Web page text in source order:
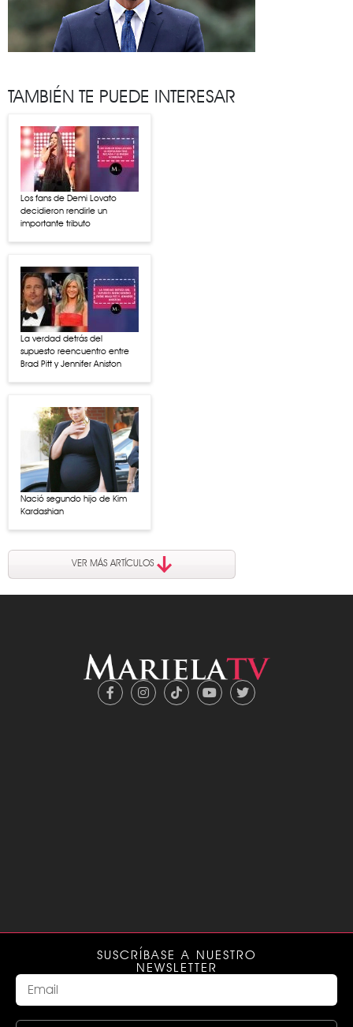
TAMBIÉN TE PUEDE INTERESAR
Los fans de Demi Lovato
decidieron rendirle un
importante tributo
La verdad detrás del
supuesto reencuentro entre
Brad Pitt y Jennifer Aniston
Nació segundo hijo de Kim
Kardashian
VER MÁS ARTÍCULOS
SUSCRÍBASE A NUESTRO
NEWSLETTER